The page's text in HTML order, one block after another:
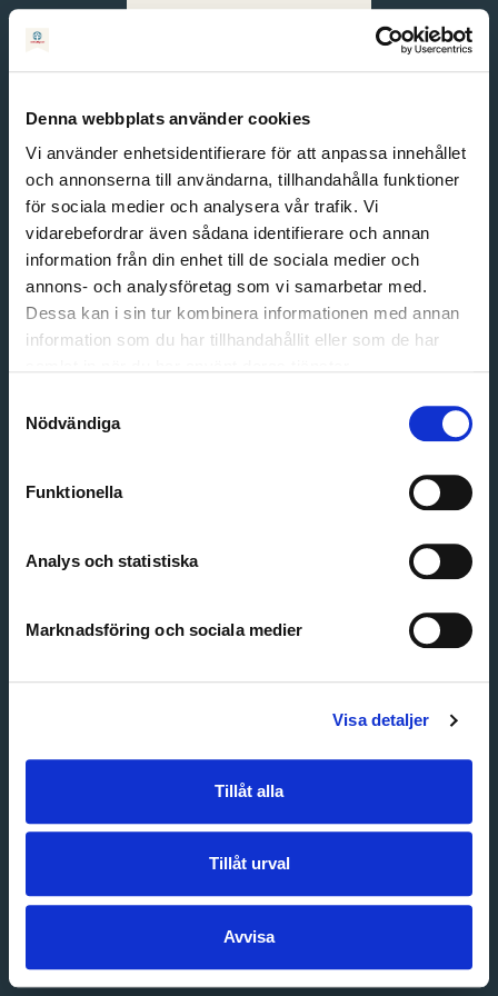
Denna webbplats använder cookies
Vi använder enhetsidentifierare för att anpassa innehållet
och annonserna till användarna, tillhandahålla funktioner
för sociala medier och analysera vår trafik. Vi
vidarebefordrar även sådana identifierare och annan
information från din enhet till de sociala medier och
annons- och analysföretag som vi samarbetar med.
Dessa kan i sin tur kombinera informationen med annan
information som du har tillhandahållit eller som de har
Nödvändiga
Funktionella
Analys och statistiska
Marknadsföring och sociala medier
Visa detaljer
Tillåt alla
Tillåt urval
Avvisa
English
Svenska
Email address
Customer service